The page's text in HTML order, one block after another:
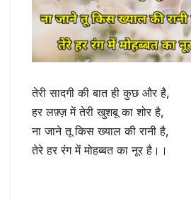
तेरी सादगी की बात ही कुछ और है,
हर लफ़्ज़ में तेरी खुशबू का शोर है,
ना जाने तू किस ख्याल की रानी है,
तेरे हर रंग में मोहब्बत का नूर है।।